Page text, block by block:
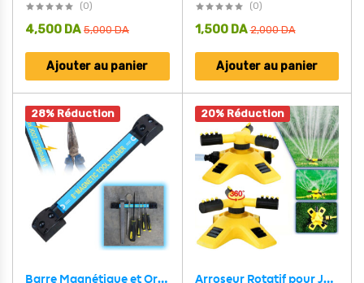
(0)
5,000DA
4,500 DA
Ajouter au panier
(0)
2,000DA
1,500 DA
Ajouter au panier
28% Réduction
Barre Magnétique et Organisateur D’Outils Mural – أدات تنظيم الأدوات المهنية
20% Réduction
Arroseur Rotatif pour Jardins Rotation à 360° avec Deux Modes d’arrosage – أداة رش الحدائق